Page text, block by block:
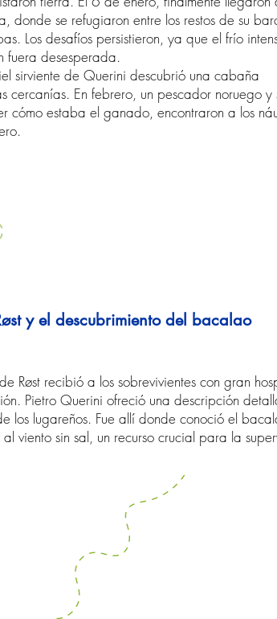
donde se refugiaron entre los restos de su
Los desafíos persistieron, ya que el frío
fuera desesperada.
sirviente de Querini descubrió una cabaña
En febrero, un pescador noruego y
estaba el ganado, encontraron a los
y el descubrimiento del bacalao
Røst recibió a los sobrevivientes con gran
Pietro Querini ofreció una descripción
los lugareños. Fue allí donde conoció el
viento sin sal, un recurso crucial para la